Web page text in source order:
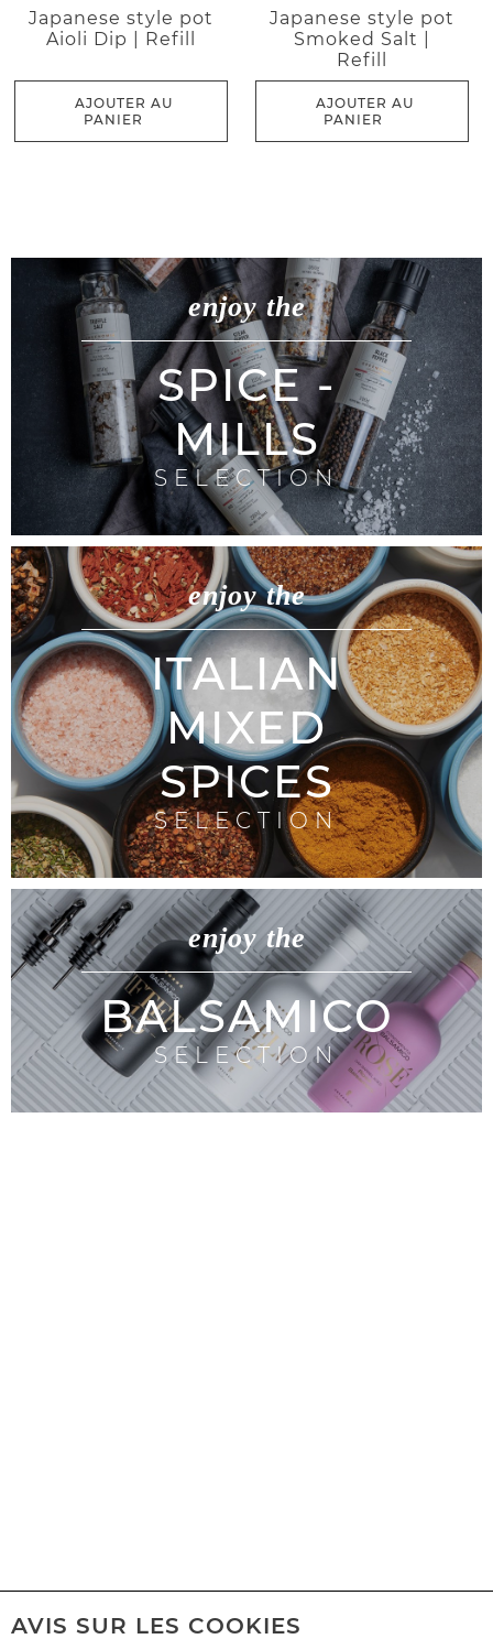
Japanese style pot
Aioli Dip | Refill
AJOUTER AU
PANIER
Japanese style pot
Smoked Salt |
Refill
AJOUTER AU
PANIER
enjoy the
SPICE -
MILLS
SELECTION
enjoy the
ITALIAN
MIXED
SPICES
SELECTION
enjoy the
BALSAMICO
SELECTION
AVIS SUR LES COOKIES